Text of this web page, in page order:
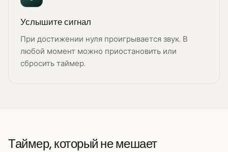
Услышите сигнал
При достижении нуля проигрывается звук. В
любой момент можно приостановить или
сбросить таймер.
Таймер, который не мешает